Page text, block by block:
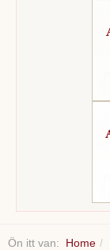
Ön itt van: Home